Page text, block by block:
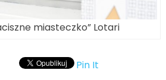
miasteczko” Lotari
Pin It